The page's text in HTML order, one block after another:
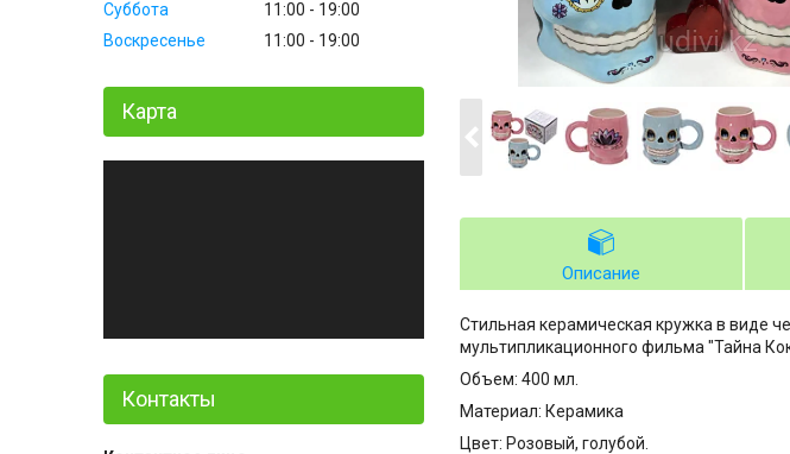
Описание
Стильная керамическая кружка в виде
мультипликационного фильма "Тайна
Объем: 400 мл.
Материал: Керамика
Цвет: Розовый, голубой.
Суббота
11:00
19:00
Воскресенье
11:00 19:00
Карта
Контакты